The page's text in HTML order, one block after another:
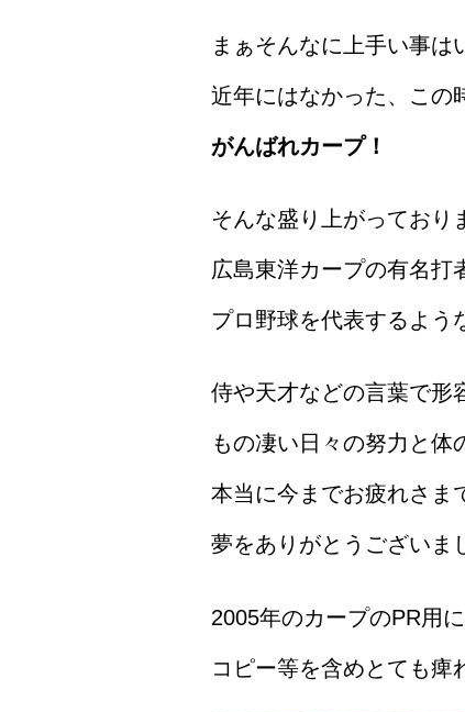
まぁそんなに上手い事は
近年にはなかった、この
がんばれカープ！
そんな盛り上がっており
広島東洋カープの有名打
プロ野球を代表するよう
侍や天才などの言葉で形
もの凄い日々の努力と体
本当に今までお疲れさま
夢をありがとうございま
2005年のカープのPR用
コピー等を含めとても痺